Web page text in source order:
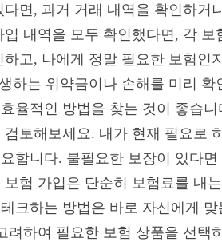
면, 과거 거래 내역을 확인하
내역을 모두 확인했다면, 각
고, 나에게 정말 필요한 보험
하는 위약금이나 손해를 미리
율적인 방법을 찾는 것이 좋습
토해보세요. 내가 현재 필요로
합니다. 불필요한 보장이 있다
험 가입은 단순히 보험료를 내
크하는 방법은 바로 자신에게
려하여 필요한 보험 상품을 선